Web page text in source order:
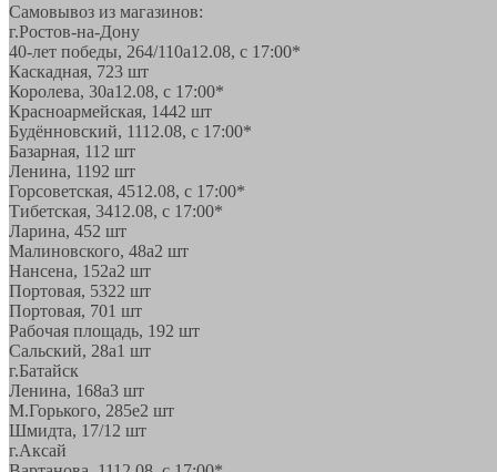
Самовывоз из магазинов:
г.Ростов-на-Дону
40-лет победы, 264/110а12.08, с 17:00*
Каскадная, 723 шт
Королева, 30а12.08, с 17:00*
Красноармейская, 1442 шт
Будённовский, 1112.08, с 17:00*
Базарная, 11 2 шт
Ленина, 1192 шт
Горсоветская, 4512.08, с 17:00*
Тибетская, 3412.08, с 17:00*
Ларина, 452 шт
Малиновского, 48а2 шт
Нансена, 152а2 шт
Портовая, 5322 шт
Портовая, 701 шт
Рабочая площадь, 192 шт
Сальский, 28a1 шт
г.Батайск
Ленина, 168а3 шт
М.Горького, 285е2 шт
Шмидта, 17/1 2 шт
г.Аксай